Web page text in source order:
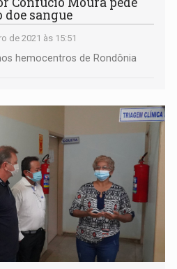
doe sangue
de 2021 às 15:51
hemocentros de Rondônia